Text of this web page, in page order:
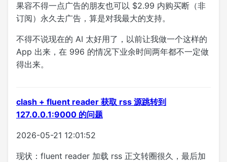
果容不得一点广告的朋友也可以 $2.99 内购买断（非
订阅）永久去广告，算是对我最大的支持。
不得不说现在的 AI 太好用了，以前让我做一个这样的
App 出来，在 996 的情况下业余时间两年都不一定做
得出来。
clash + fluent reader 获取 rss 源跳转到
127.0.0.1:9000 的问题
2026-05-21 12:01:52
现状：fluent reader 加载 rss 正文转圈很久，最后加